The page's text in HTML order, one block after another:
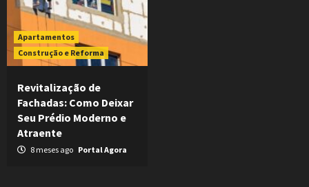
Apartamentos
Construção e Reforma
Revitalização de
Fachadas: Como Deixar
Seu Prédio Moderno e
Atraente
8 meses ago Portal Agora